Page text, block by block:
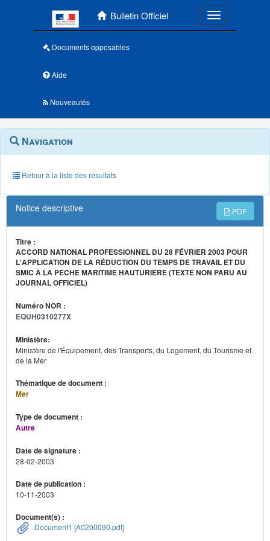
Bulletin Officiel Toggle
Documents opposables
Aide
Nouveautés
Navigation
outils
annexes
Menu
contextuel
Navigation
Retour à la liste des résultats
Notice descriptive PDF
Titre :
ACCORD NATIONAL PROFESSIONNEL DU 28 FÉVRIER 2003 POUR
L'APPLICATION DE LA RÉDUCTION DU TEMPS DE TRAVAIL ET DU
SMIC À LA PÊCHE MARITIME HAUTURIÈRE (TEXTE NON PARU AU
JOURNAL OFFICIEL)
Numéro NOR :
EQUH0310277X
Ministère:
Ministère de l'Équipement, des Transports, du Logement, du Tourisme et
de la Mer
Thématique de document :
Mer
Type de document :
Autre
Date de signature :
28-02-2003
Date de publication :
10-11-2003
Document(s) :
Document1 [A0200090.pdf]